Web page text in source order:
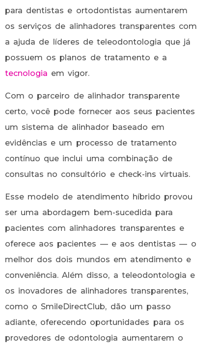
para dentistas e ortodontistas aumentarem
os serviços de alinhadores transparentes com
a ajuda de líderes de teleodontologia que já
possuem os planos de tratamento e a
tecnologia em vigor.
Com o parceiro de alinhador transparente
certo, você pode fornecer aos seus pacientes
um sistema de alinhador baseado em
evidências e um processo de tratamento
contínuo que inclui uma combinação de
consultas no consultório e check-ins virtuais.
Esse modelo de atendimento híbrido provou
ser uma abordagem bem-sucedida para
pacientes com alinhadores transparentes e
oferece aos pacientes — e aos dentistas — o
melhor dos dois mundos em atendimento e
conveniência. Além disso, a teleodontologia e
os inovadores de alinhadores transparentes,
como o SmileDirectClub, dão um passo
adiante, oferecendo oportunidades para os
provedores de odontologia aumentarem o